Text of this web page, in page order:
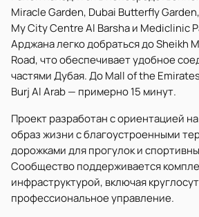
Miracle Garden, Dubai Butterfly
My City Centre Al Barsha и Mediclinic
Арджана легко добраться до Sheikh
Road, что обеспечивает удобное
частями Дубая. До Mall of the
Burj Al Arab — примерно 15 минут.
Проект разработан с ориентацией
образ жизни с благоустроенными
дорожками для прогулок и
Сообщество поддерживается
инфраструктурой, включая
профессиональное управление.